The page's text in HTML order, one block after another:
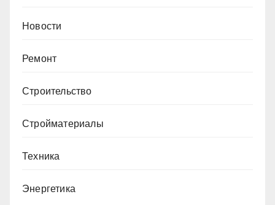
Новости
Ремонт
Строительство
Стройматериалы
Техника
Энергетика